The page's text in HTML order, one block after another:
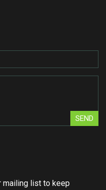
SEND
mailing list to keep